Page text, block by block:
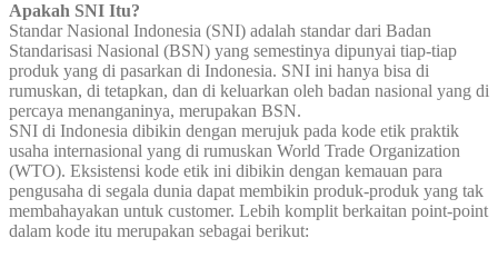
Apakah SNI Itu?
Standar Nasional Indonesia (SNI) adalah standar dari Badan
Standarisasi Nasional (BSN) yang semestinya dipunyai tiap-tiap
produk yang di pasarkan di Indonesia. SNI ini hanya bisa di
rumuskan, di tetapkan, dan di keluarkan oleh badan nasional yang di
percaya menanganinya, merupakan BSN.
SNI di Indonesia dibikin dengan merujuk pada kode etik praktik
usaha internasional yang di rumuskan World Trade Organization
(WTO). Eksistensi kode etik ini dibikin dengan kemauan para
pengusaha di segala dunia dapat membikin produk-produk yang tak
membahayakan untuk customer. Lebih komplit berkaitan point-point
dalam kode itu merupakan sebagai berikut: